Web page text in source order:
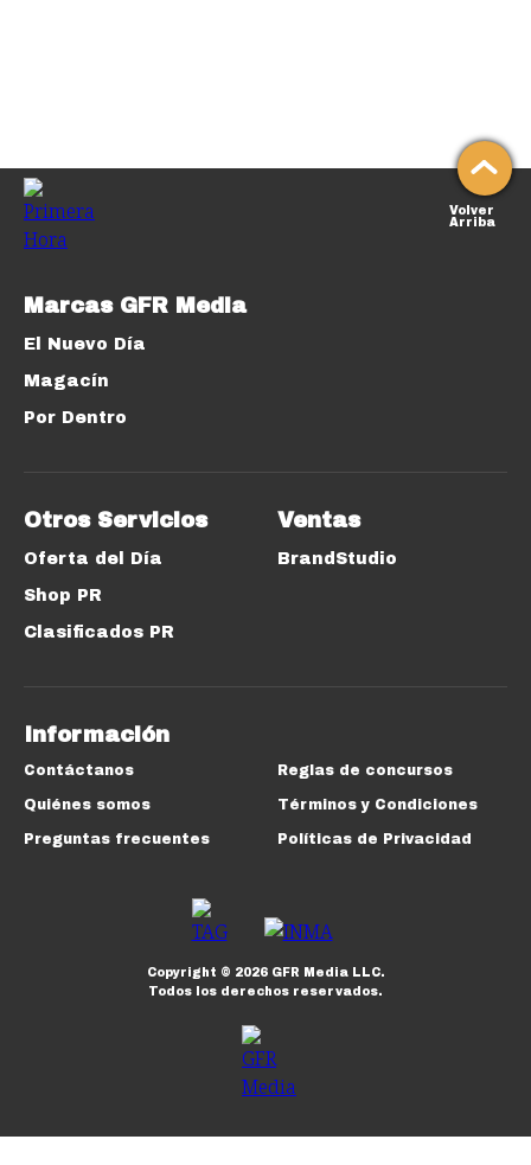
Volver
Arriba
Marcas GFR Media
El Nuevo Día
Magacín
Por Dentro
Otros Servicios
Oferta del Día
Shop PR
Clasificados PR
Ventas
BrandStudio
Información
Contáctanos
Quiénes somos
Preguntas frecuentes
Reglas de concursos
Términos y Condiciones
Políticas de Privacidad
Copyright © 2026GFR Media LLC.
Todos los derechos reservados.